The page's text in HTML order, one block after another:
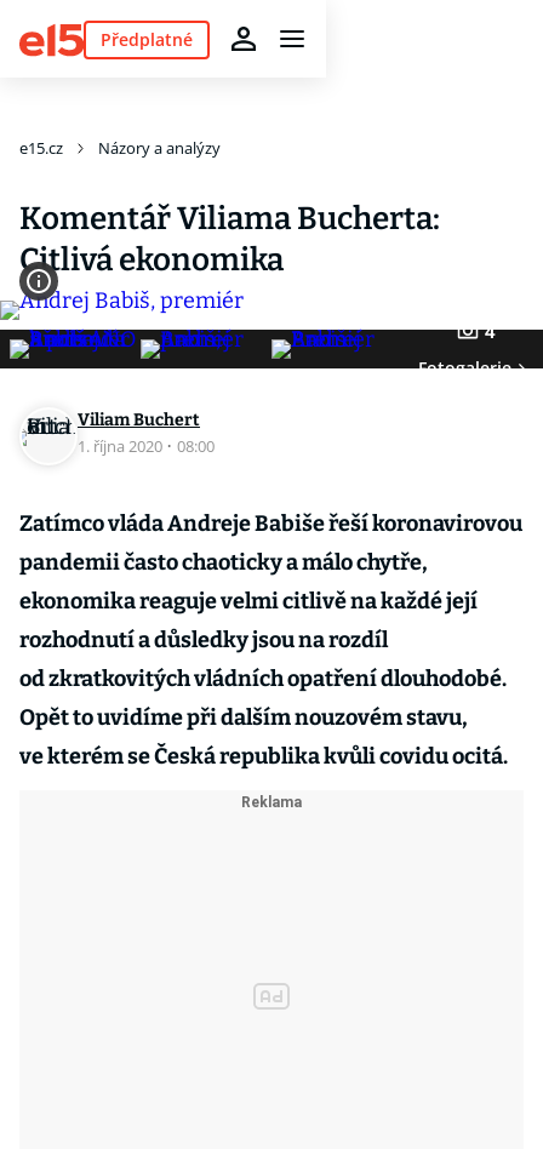
Předplatné
e15.cz Názory a analýzy
Komentář Viliama Bucherta:
Citlivá ekonomika
4
Fotogalerie
Viliam Buchert
1. října 2020 · 08:00
Zatímco vláda Andreje Babiše řeší koronavirovou
pandemii často chaoticky a málo chytře,
ekonomika reaguje velmi citlivě na každé její
rozhodnutí a důsledky jsou na rozdíl
od zkratkovitých vládních opatření dlouhodobé.
Opět to uvidíme při dalším nouzovém stavu,
ve kterém se Česká republika kvůli covidu ocitá.